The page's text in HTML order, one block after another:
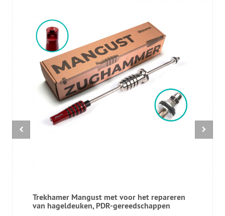
Trekhamer Mangust met voor het repareren
van hageldeuken, PDR-gereedschappen